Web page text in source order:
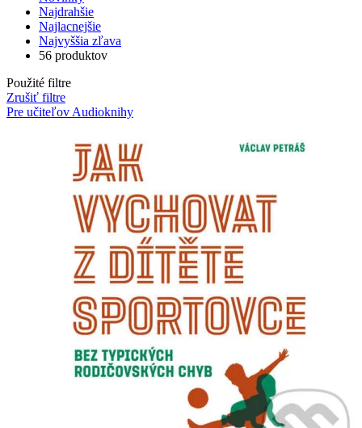
Najdrahšie
Najlacnejšie
Najvyššia zľava
56 produktov
Použité filtre
Zrušiť filtre
Pre učiteľov Audioknihy